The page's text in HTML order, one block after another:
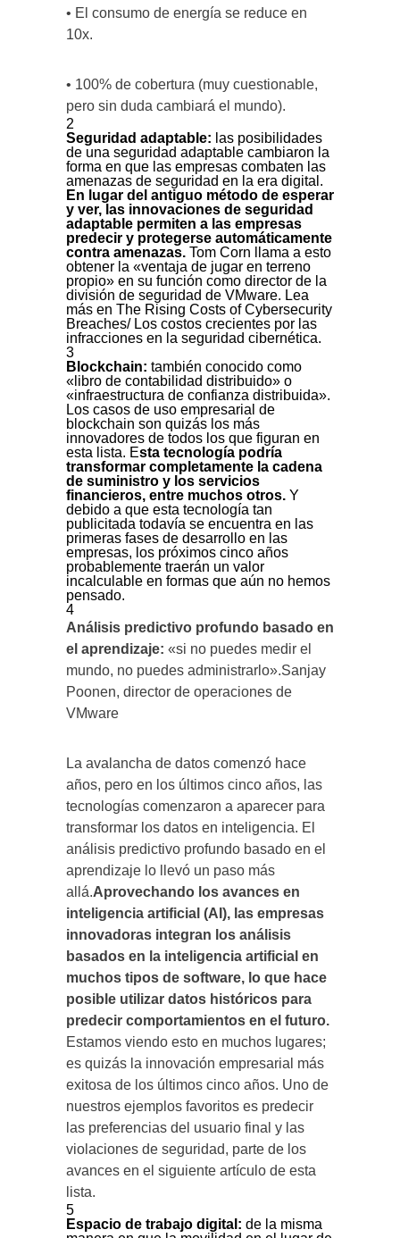
• El consumo de energía se reduce en
10x.
• 100% de cobertura (muy cuestionable,
pero sin duda cambiará el mundo).
2
Seguridad adaptable: las posibilidades
de una seguridad adaptable cambiaron la
forma en que las empresas combaten las
amenazas de seguridad en la era digital.
En lugar del antiguo método de esperar
y ver, las innovaciones de seguridad
adaptable permiten a las empresas
predecir y protegerse automáticamente
contra amenazas. Tom Corn llama a esto
obtener la «ventaja de jugar en terreno
propio» en su función como director de la
división de seguridad de VMware. Lea
más en The Rising Costs of Cybersecurity
Breaches/ Los costos crecientes por las
infracciones en la seguridad cibernética.
3
Blockchain: también conocido como
«libro de contabilidad distribuido» o
«infraestructura de confianza distribuida».
Los casos de uso empresarial de
blockchain son quizás los más
innovadores de todos los que figuran en
esta lista. Esta tecnología podría
transformar completamente la cadena
de suministro y los servicios
financieros, entre muchos otros. Y
debido a que esta tecnología tan
publicitada todavía se encuentra en las
primeras fases de desarrollo en las
empresas, los próximos cinco años
probablemente traerán un valor
incalculable en formas que aún no hemos
pensado.
4
Análisis predictivo profundo basado en
el aprendizaje: «si no puedes medir el
mundo, no puedes administrarlo».Sanjay
Poonen, director de operaciones de
VMware
La avalancha de datos comenzó hace
años, pero en los últimos cinco años, las
tecnologías comenzaron a aparecer para
transformar los datos en inteligencia. El
análisis predictivo profundo basado en el
aprendizaje lo llevó un paso más
allá.Aprovechando los avances en
inteligencia artificial (AI), las empresas
innovadoras integran los análisis
basados en la inteligencia artificial en
muchos tipos de software, lo que hace
posible utilizar datos históricos para
predecir comportamientos en el futuro.
Estamos viendo esto en muchos lugares;
es quizás la innovación empresarial más
exitosa de los últimos cinco años. Uno de
nuestros ejemplos favoritos es predecir
las preferencias del usuario final y las
violaciones de seguridad, parte de los
avances en el siguiente artículo de esta
lista.
5
Espacio de trabajo digital: de la misma